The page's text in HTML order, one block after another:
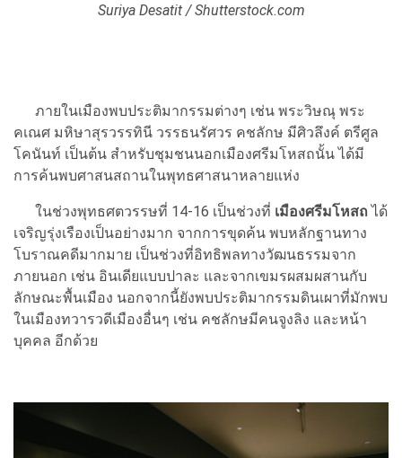
Suriya Desatit / Shutterstock.com
ภายในเมืองพบประติมากรรมต่างๆ เช่น พระวิษณุ พระ
คเณศ มหิษาสุรวรรทินี วรรธนรัศวร คชลักษ มีศิวลึงค์ ตรีศูล
โคนันท์ เป็นต้น สำหรับชุมชนนอกเมืองศรีมโหสถนั้น ได้มี
การค้นพบศาสนสถานในพุทธศาสนาหลายแห่ง
ในช่วงพุทธศตวรรษที่ 14-16 เป็นช่วงที่ เมืองศรีมโหสถได้
เจริญรุ่งเรืองเป็นอย่างมาก จากการขุดค้น พบหลักฐานทาง
โบราณคดีมากมาย เป็นช่วงที่อิทธิพลทางวัฒนธรรมจาก
ภายนอก เช่น อินเดียแบบปาละ และจากเขมรผสมผสานกับ
ลักษณะพื้นเมือง นอกจากนี้ยังพบประติมากรรมดินเผาที่มักพบ
ในเมืองทวารวดีเมืองอื่นๆ เช่น คชลักษมีคนจูงลิง และหน้า
บุคคล อีกด้วย